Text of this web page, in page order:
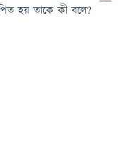
হয় তাকে কী বলে?